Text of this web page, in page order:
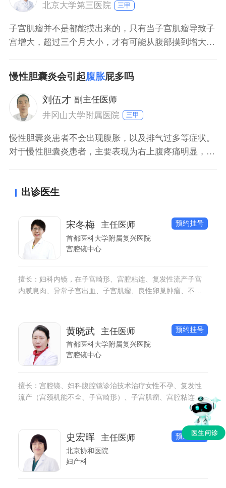
北京大学第三医院
三甲
子宫肌瘤并不是都能摸出来的，只有当子宫肌瘤导致子
宫增大，超过三个月大小，才有可能从腹部摸到增大的
前方摸到一个硬硬的，形态不规则的包块，便有可能是
增大的子宫。但是，最主要还是通过B超才能明确是否
是因为长了子宫肌瘤导致的子宫增大内，因为也有可能
是肚子里长了其他包块。
慢性胆囊炎会引起腹胀屁多吗
刘伍才 副主任医师
井冈山大学附属医院
三甲
慢性胆囊炎患者不会出现腹胀，以及排气过多等症状。
对于慢性胆囊炎患者，主要表现为右上腹疼痛明显，特
后，才能达到根治目的，从而提高患者的生活质量；对
视，尽早治疗。
出诊医生
宋冬梅 主任医师
首都医科大学附属复兴医院
宫腔镜中心
预约挂号
擅长：妇科内镜，在子宫畸形、宫腔粘连、复发性流产子宫
内膜息肉、异常子宫出血、子宫肌瘤、良性卵巢肿瘤、不孕
黄晓武 主任医师
首都医科大学附属复兴医院
宫腔镜中心
预约挂号
擅长：宫腔镜、妇科腹腔镜诊治技术治疗女性不孕、复发性
流产（宫颈机能不全、子宫畸形）、子宫肌瘤、宫腔粘连、
史宏晖 主任医师
北京协和医院
妇产科
预约挂号